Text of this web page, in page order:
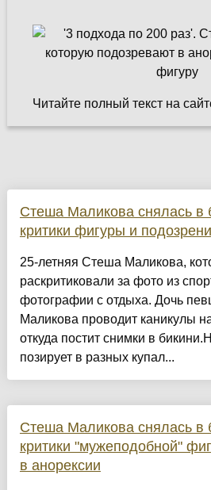
Читайте полный текст на
Стеша Маликова снялась в
критики фигуры и
25-летняя Стеша Маликова,
раскритиковали за фото из
фотографии с отдыха. Дочь
Маликова проводит каникулы
откуда постит снимки в
позирует в разных купал...
Стеша Маликова снялась в
критики "мужеподобной"
в анорексии